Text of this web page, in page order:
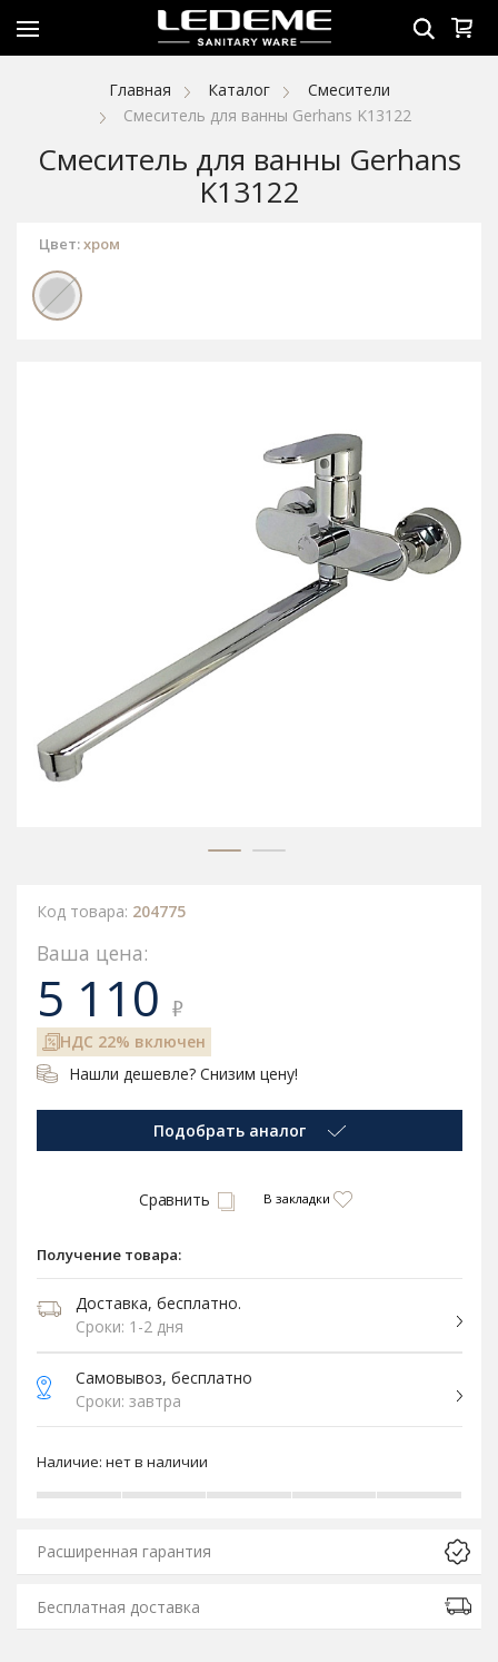
Главная Каталог
Смесители
Смеситель для ванны Gerhans K13122
Смеситель для ванны Gerhans
K13122
Цвет:хром
Код товара: 204775
Ваша цена:
5 110 ₽
НДС 22% включен
Нашли дешевле? Снизим цену!
Подобрать аналог
Сравнить В закладки
Получение товара:
Доставка, бесплатно.
Сроки: 1-2 дня
Самовывоз, бесплатно
Сроки: завтра
Наличие: нет в наличии
Расширенная гарантия
Бесплатная доставка